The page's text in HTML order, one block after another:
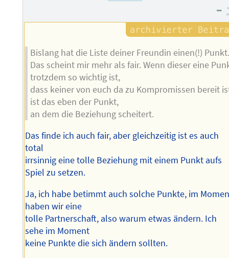
–
Bislang hat die Liste deiner Freundin einen(!)
Das scheint mir mehr als fair. Wenn dieser eine
trotzdem so wichtig ist,
dass keiner von euch da zu Kompromissen bereit
ist das eben der Punkt,
an dem die Beziehung scheitert.
Das finde ich auch fair, aber gleichzeitig ist es auch
total
irrsinnig eine tolle Beziehung mit einem Punkt aufs
Spiel zu setzen.
Ja, ich habe betimmt auch solche Punkte, im
haben wir eine
tolle Partnerschaft, also warum etwas ändern. Ich
sehe im Moment
keine Punkte die sich ändern sollten.